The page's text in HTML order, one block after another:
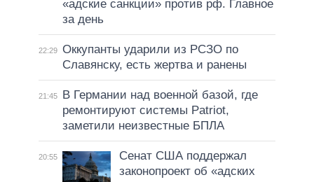
«адские санкции» против рф. Главное
за день
22:29 Оккупанты ударили из РСЗО по
Славянску, есть жертва и ранены
21:45
В Германии над военной базой, где
ремонтируют системы Patriot,
заметили неизвестные БПЛА
20:55
Сенат США поддержал
законопроект об «адских